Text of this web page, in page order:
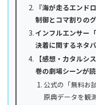
『海が走るエンド
制御とコマ割りの
インフルエンサー
決着に関するネタ
【感想・カタルシ
巻の劇場シーンが
公式の「無料お
原典データを観